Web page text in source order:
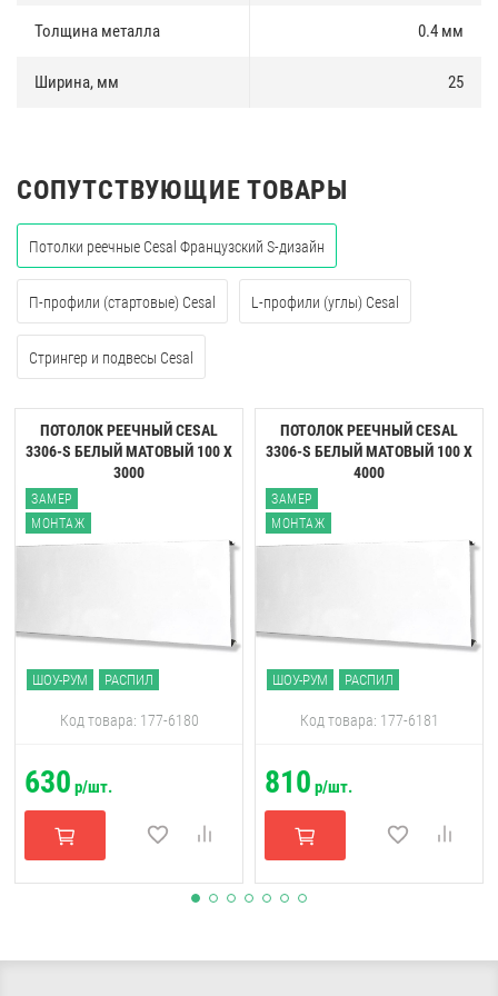
демонтаж и монтаж элементов в любой части потолка.
Толщина металла 0.4 мм
Ширина, мм 25
СОПУТСТВУЮЩИЕ ТОВАРЫ
Потолки реечные Cesal Французский S-дизайн
П-профили (стартовые) Cesal L-профили (углы) Cesal
Стрингер и подвесы Cesal
ПОТОЛОК РЕЕЧНЫЙ CESAL
3306-S БЕЛЫЙ МАТОВЫЙ 100 Х
3000
ЗАМЕР
МОНТАЖ
ШОУ-РУМ РАСПИЛ
Код товара: 177-6180
630 р/шт.
ПОТОЛОК РЕЕЧНЫЙ CESAL
3306-S БЕЛЫЙ МАТОВЫЙ 100 Х
4000
ЗАМЕР
МОНТАЖ
ШОУ-РУМ РАСПИЛ
Код товара: 177-6181
810 р/шт.